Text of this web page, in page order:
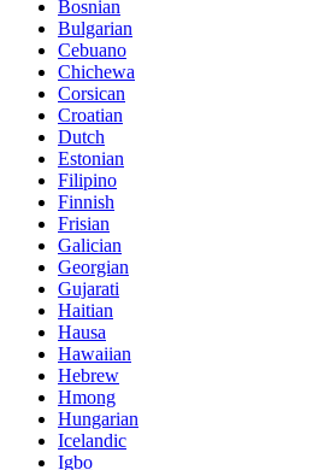
Bosnian
Bulgarian
Cebuano
Chichewa
Corsican
Croatian
Dutch
Estonian
Filipino
Finnish
Frisian
Galician
Georgian
Gujarati
Haitian
Hausa
Hawaiian
Hebrew
Hmong
Hungarian
Icelandic
Igbo